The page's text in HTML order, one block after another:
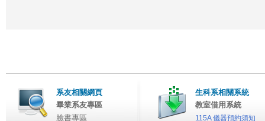
系友相關網頁
畢業系友專區
臉書專區
生科系相關系統
教室借用系統
115A 儀器預約須知